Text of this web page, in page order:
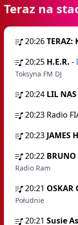
Teraz na
20:26TERAZ:
20:25 H.E.R. -
Toksyna FM DJ
20:24 LIL
20:23 Radio
20:23 JAMES
20:22
Radio Ram
20:21 OSKAR
Południe
20:21 Susie